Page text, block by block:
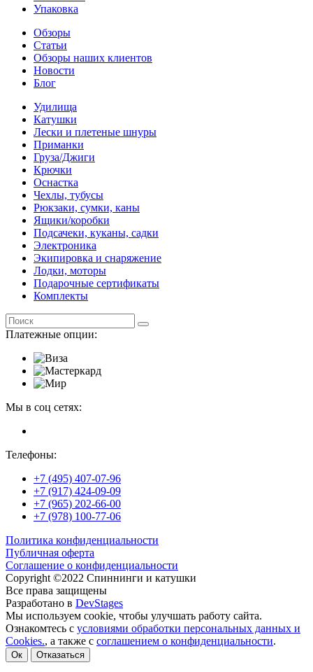
Упаковка
Обзоры
Статьи
Обзоры наших клиентов
Новости
Блог
Удилища
Катушки
Лески и плетеные шнуры
Приманки
Груза/Джиги
Крючки
Оснастка
Чехлы, тубусы
Рюкзаки, сумки, каны
Ящики/коробки
Подсачеки, куканы, садки
Электроника
Экипировка и снаряжение
Лодки, моторы
Подарочные сертификаты
Комплекты
Платежные опции:
Мы в соц сетях:
Телефоны:
+7 (495) 407-07-96
+7 (917) 424-09-09
+7 (965) 202-66-00
+7 (978) 100-77-06
Политика конфиденциальности
Публичная оферта
Соглашение о конфиденциальности
Copyright ©2022 Спиннинги и катушки
Все права защищены
Разработано в DevStages
Мы используем cookie, чтобы улучшать работу сайта.
Ознакомтесь с условиями обработки персональных данных и
Cookies., а также с соглашением о конфиденциальности.
Ок Отказаться